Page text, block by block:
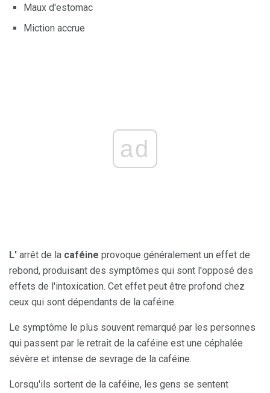
Maux d'estomac
Miction accrue
ad
L' arrêt de la caféine provoque généralement un effet de
rebond, produisant des symptômes qui sont l'opposé des
effets de l'intoxication. Cet effet peut être profond chez
ceux qui sont dépendants de la caféine.
Le symptôme le plus souvent remarqué par les personnes
qui passent par le retrait de la caféine est une céphalée
sévère et intense de sevrage de la caféine.
Lorsqu'ils sortent de la caféine, les gens se sentent